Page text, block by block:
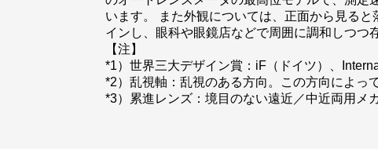
います。 また外観については、正面から見る
インし、眼科や眼鏡店などで周囲に調和しつつ
【注】
*1）世界三大デザイン賞：iF（ドイツ）、
*2）乱視軸：乱視のある方向。この方向によっ
*3）累進レンズ：境目のない遠近／中近両用メ